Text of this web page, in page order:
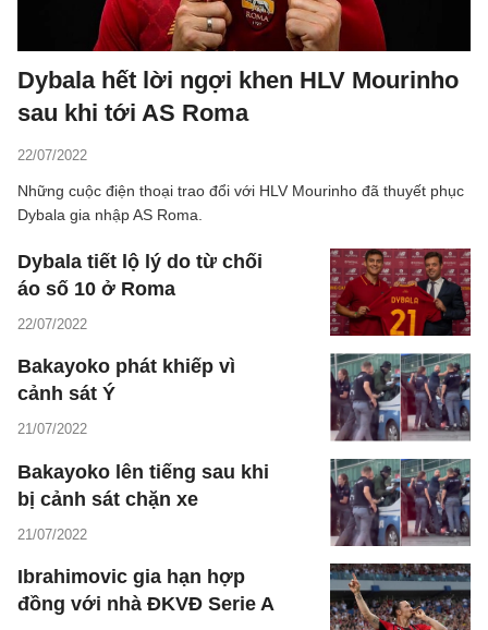
Dybala hết lời ngợi khen HLV Mourinho
sau khi tới AS Roma
22/07/2022
Những cuộc điện thoại trao đổi với HLV Mourinho đã thuyết phục
Dybala gia nhập AS Roma.
Dybala tiết lộ lý do từ chối
áo số 10 ở Roma
22/07/2022
Bakayoko phát khiếp vì
cảnh sát Ý
21/07/2022
Bakayoko lên tiếng sau khi
bị cảnh sát chặn xe
21/07/2022
Ibrahimovic gia hạn hợp
đồng với nhà ĐKVĐ Serie A